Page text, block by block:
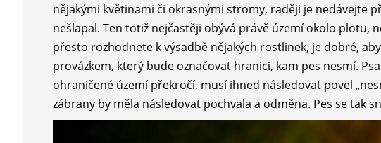
nějakými květinami či okrasnými stromy, raději je nedávejte
nešlapal. Ten totiž nejčastěji obývá právě území okolo plotu,
přesto rozhodnete k výsadbě nějakých rostlinek, je dobré,
provázkem, který bude označovat hranici, kam pes nesmí.
ohraničené území překročí, musí ihned následovat povel
zábrany by měla následovat pochvala a odměna. Pes se tak